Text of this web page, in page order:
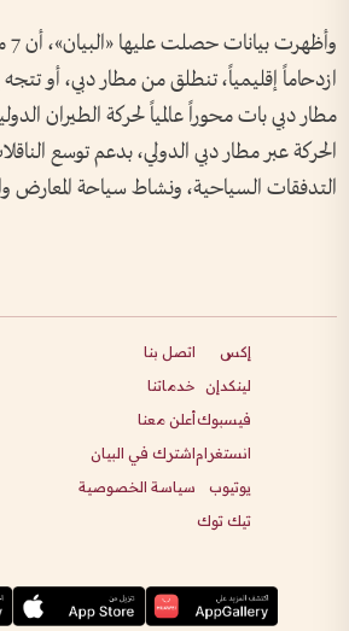
ازدحاماً إقليمياً، تنطلق من مطار دبي، أو تتجه
مطار دبي بات محوراً عالمياً لحركة الطيران
الحركة عبر مطار دبي الدولي، بدعم توسع
التدفقات السياحية، ونشاط سياحة المعارض
إكس
لينكدإن
فيسبوك
انستغرام
يوتيوب
تيك توك
اتصل بنا
خدماتنا
أعلن معنا
اشترك في البيان
سياسة الخصوصية